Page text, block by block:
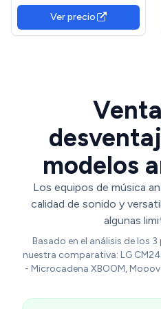
Altavoces de Unas 8
Pulgadas,
Bass/Treble/AUX/FM/MIC/USB,
Ver precio
modelos
Los equipos de música
calidad de sonido y
algunas
Basado en el análisis de los
nuestra comparativa: LG
- Microcadena XBOOM,